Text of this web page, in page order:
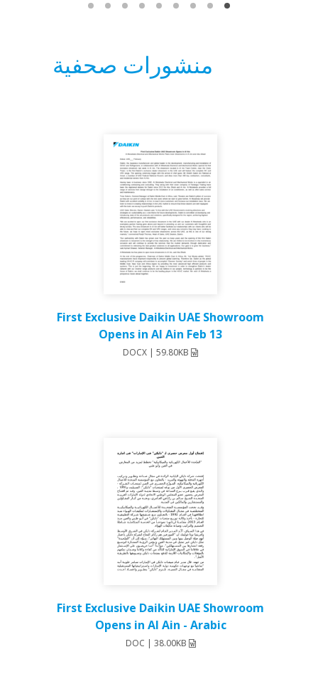
منشورات صحفية
First Exclusive Daikin UAE Showroom
Opens in Al Ain Feb 13
First Exclusive Daikin UAE Showroom
Opens in Al Ain - Arabic